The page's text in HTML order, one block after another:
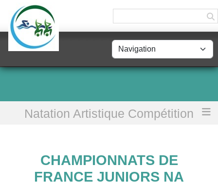
Natation Artistique Compétition
Accueil
Championnats de France Juniors NA
CHAMPIONNATS DE
FRANCE JUNIORS NA
Panneau de gestion des cookies